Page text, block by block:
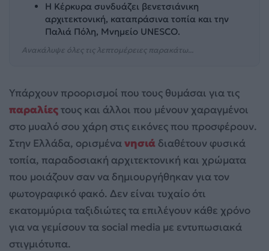
Η Κέρκυρα συνδυάζει βενετσιάνικη
αρχιτεκτονική, καταπράσινα τοπία και την
Παλιά Πόλη, Μνημείο UNESCO.
Ανακάλυψε όλες τις λεπτομέρειες παρακάτω...
Υπάρχουν προορισμοί που τους θυμάσαι για τις
παραλίεςτους και άλλοι που μένουν χαραγμένοι
στο μυαλό σου χάρη στις εικόνες που προσφέρουν.
Στην Ελλάδα, ορισμένανησιά διαθέτουν φυσικά
τοπία, παραδοσιακή αρχιτεκτονική και χρώματα
που μοιάζουν σαν να δημιουργήθηκαν για τον
φωτογραφικό φακό. Δεν είναι τυχαίο ότι
εκατομμύρια ταξιδιώτες τα επιλέγουν κάθε χρόνο
για να γεμίσουν τα social media με εντυπωσιακά
στιγμιότυπα.